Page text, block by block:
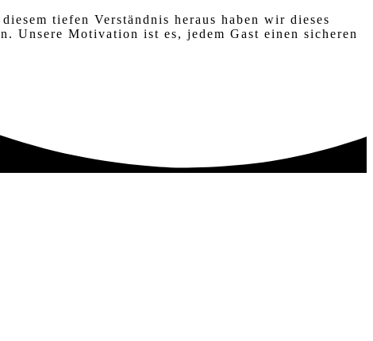
tiefen Verständnis heraus haben wir dieses
Unsere Motivation ist es, jedem Gast einen sicheren